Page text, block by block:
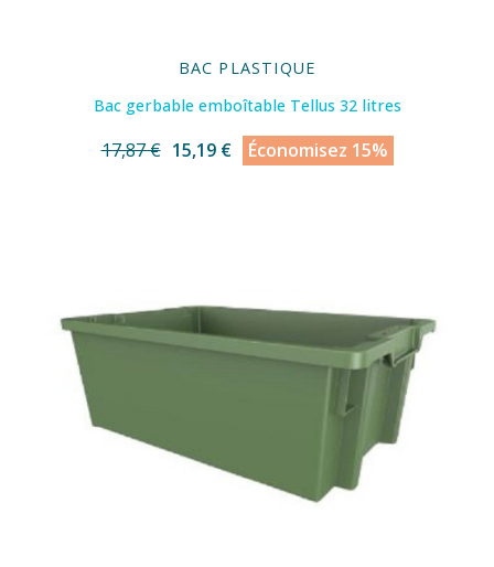
BAC PLASTIQUE
Bac gerbable emboîtable Tellus 32 litres
17,87 € 15,19 € Économisez 15%